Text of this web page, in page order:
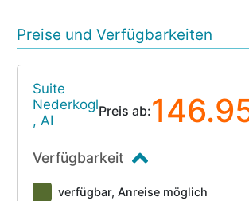
Preise und Verfügbarkeiten
Suite
Nederkogl
, AI
Preis ab:
Verfügbarkeit
verfügbar, Anreise möglich